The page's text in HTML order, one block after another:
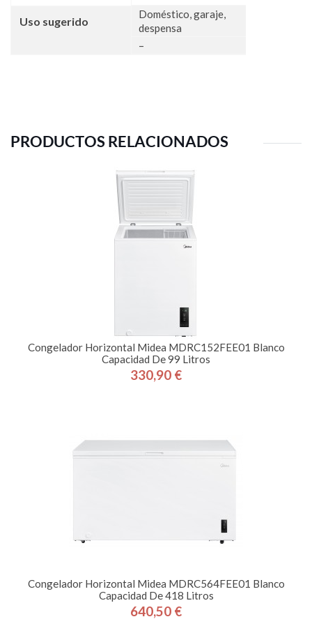
Uso sugerido
Doméstico, garaje,
despensa
–
PRODUCTOS RELACIONADOS
Congelador Horizontal Midea MDRC152FEE01 Blanco
Capacidad De 99 Litros
Precio
330,90 €
Congelador Horizontal Midea MDRC564FEE01 Blanco
Capacidad De 418 Litros
Precio
640,50 €